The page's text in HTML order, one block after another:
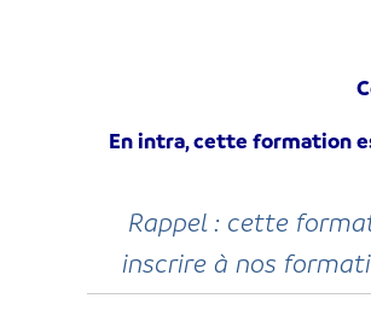
En intra, cette formation
Rappel : cette
inscrire à nos